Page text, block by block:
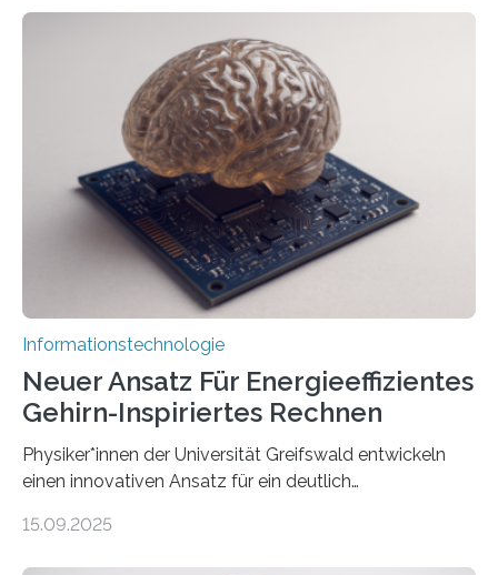
der Universität Bonn und der TH Köln gemeinsam mit
der MindPort GmbH eine neuartige, KI-gestützte
Lösung zur Erzeugung von Emotionen für realistische
Avatare. Gen-AIvatar entwickelt innovative und
kosteneffiziente Methoden, um lebensechte Avatare zu
erstellen. „Besonders wichtig ist uns eine ganzheitliche
Animation, bei der Stimme, Körperbewegung, Gestik
und Mimik im Einklang sind…
Informationstechnologie
Neuer Ansatz Für Energieeffizientes
Gehirn-Inspiriertes Rechnen
Physiker*innen der Universität Greifswald entwickeln
einen innovativen Ansatz für ein deutlich
Lösungsweg ist inspiriert vom menschlichen Gehirn. Die
15.09.2025